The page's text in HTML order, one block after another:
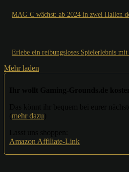
MAG-C wächst: ab 2024 in zwei Hallen
Erlebe ein reibungsloses Spielerlebnis
Mehr laden
mehr dazu
Amazon Affiliate-Link